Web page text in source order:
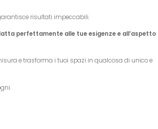
risultati impeccabili.
perfettamente alle tue esigenze e all’aspetto
e trasforma i tuoi spazi in qualcosa di unico e